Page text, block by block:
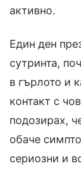
активно.
Един ден
сутринта,
в гърлото и
контакт с
подозирах,
обаче
сериозни и